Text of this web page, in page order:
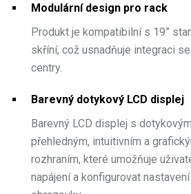
Modulární design pro rack
Produkt je kompatibilní s 19”
skříní, což usnadňuje integraci
centry.
Barevný dotykový LCD displej
Barevný LCD displej s
přehledným, intuitivním a
rozhraním, které umožňuje
napájení a konfigurovat